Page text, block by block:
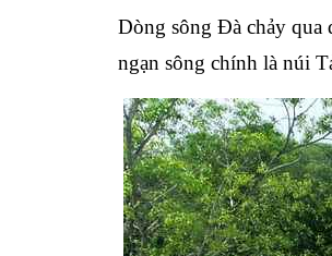
Dòng sông Đà chảy qua
ngạn sông chính là núi